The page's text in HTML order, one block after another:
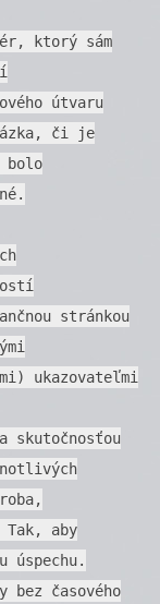
ktorý sám
útvaru
či je
bolo
stránkou
ukazovateľmi
skutočnosťou
aby
úspechu.
časového